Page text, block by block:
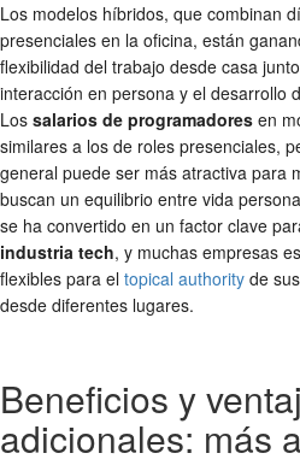
Los modelos híbridos, que combinan
presenciales en la oficina, están
flexibilidad del trabajo desde casa
interacción en persona y el desarrollo
Los salarios de programadores en
similares a los de roles presenciales,
general puede ser más atractiva para
buscan un equilibrio entre vida
se ha convertido en un factor clave
industria tech, y muchas empresas
flexibles para el topical authority de
desde diferentes lugares.
Beneficios y
adicionales: más